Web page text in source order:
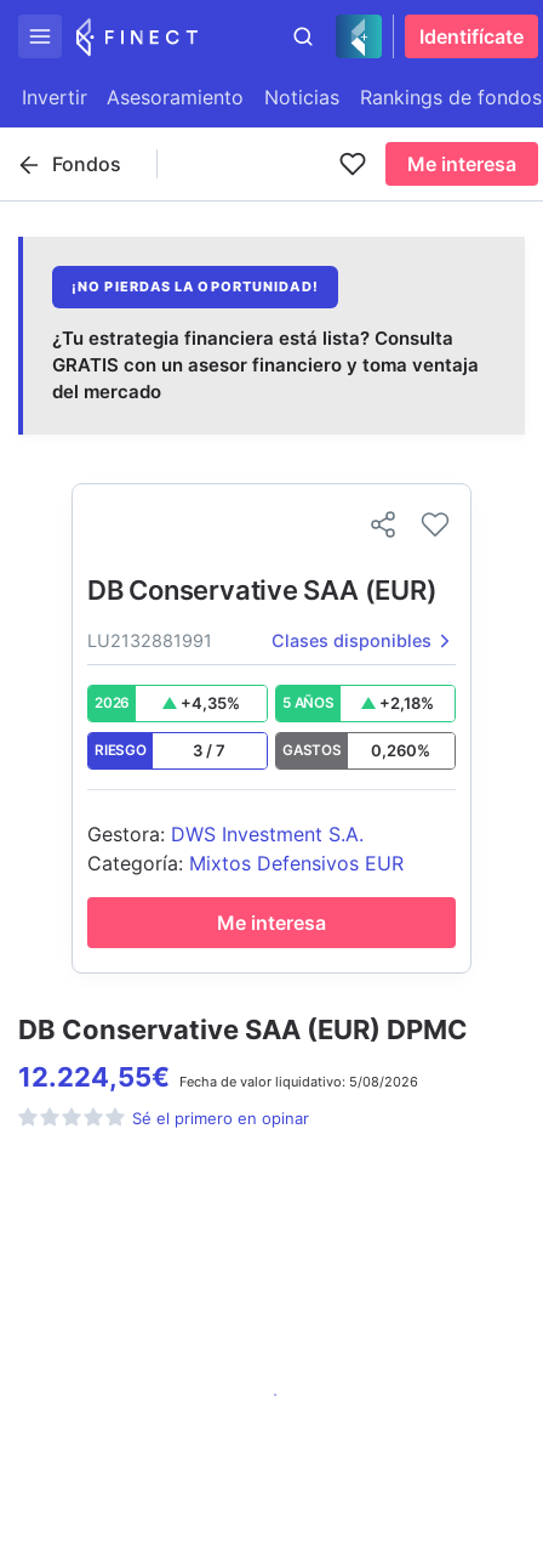
Identifícate
Invertir Asesoramiento Noticias Rankings de fondos
Fondos Me interesa
¡NO PIERDAS LA OPORTUNIDAD!
¿Tu estrategia financiera está lista? Consulta
GRATIS con un asesor financiero y toma ventaja
del mercado
DB Conservative SAA (EUR) DPMC
12.224,55€ Fecha de valor liquidativo: 5/08/2026
Sé el primero en opinar
DB Conservative SAA (EUR)
LU2132881991 Clases disponibles
2026 +4,35% 5 AÑOS +2,18%
RIESGO 3 /7 GASTOS 0,260%
Gestora: DWS Investment S.A.
Categoría: Mixtos Defensivos EUR
Me interesa